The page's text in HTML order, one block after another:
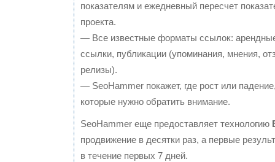
показателям и ежедневный пересчет
проекта.
— Все известные форматы ссылок:
ссылки, публикации (упоминания, мнения,
релизы).
— SeoHammer покажет, где рост или
которые нужно обратить внимание.
SeoHammer еще предоставляет технологию
продвижение в десятки раз, а первые
в течение первых 7 дней.